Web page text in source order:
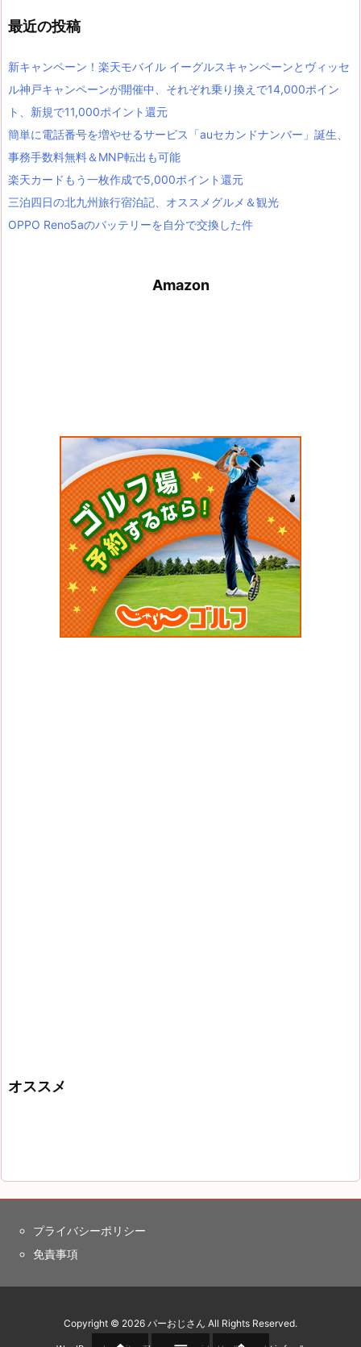
最近の投稿
新キャンペーン！楽天モバイル イーグルスキャンペーンとヴィッセ
ル神戸キャンペーンが開催中、それぞれ乗り換えで14,000ポイン
ト、新規で11,000ポイント還元
簡単に電話番号を増やせるサービス「auセカンドナンバー」誕生、
事務手数料無料＆MNP転出も可能
楽天カードもう一枚作成で5,000ポイント還元
三泊四日の北九州旅行宿泊記、オススメグルメ＆観光
OPPO Reno5aのバッテリーを自分で交換した件
Amazon
オススメ
プライバシーポリシー
免責事項
Copyright © 2026 パーおじさん All Rights Reserved.